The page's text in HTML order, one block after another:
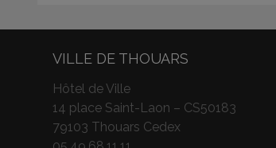
VILLE DE THOUARS
Hôtel de Ville
14 place Saint-Laon – CS50183
79103 Thouars Cedex